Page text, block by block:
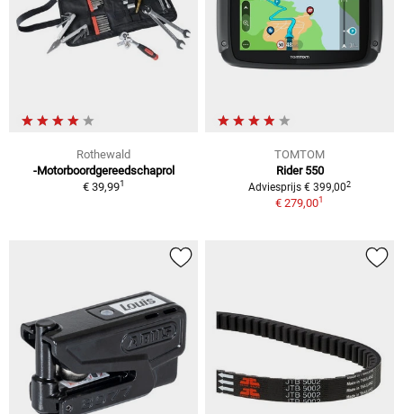
Rothewald
-Motorboordgereedschaprol
€ 39,991
TOMTOM
Rider 550
Adviesprijs € 399,002
€ 279,001